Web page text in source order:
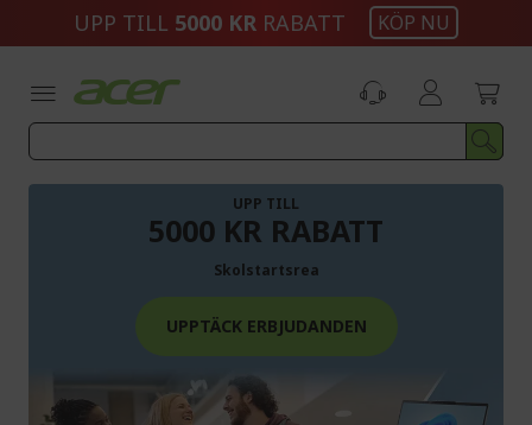
UPP TILL 5000 KR RABATT KÖP NU
UPP TILL
5000 KR RABATT
Skolstartsrea
UPPTÄCK ERBJUDANDEN